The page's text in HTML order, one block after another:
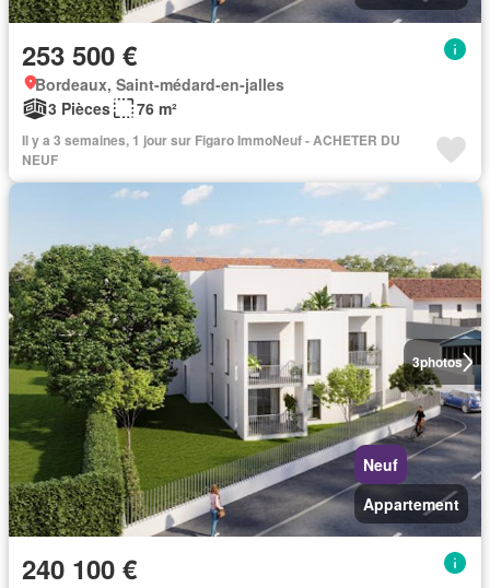
253 500 €
Bordeaux, Saint-médard-en-jalles
3 Pièces
76 m²
Il y a 3 semaines, 1 jour sur Figaro ImmoNeuf - ACHETER DU
NEUF
3photos
Neuf
Appartement
240 100 €